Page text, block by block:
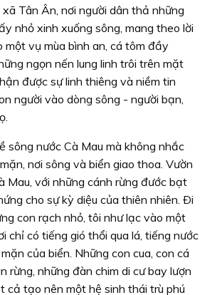
xã Tân Ân, nơi người dân thả những
nhỏ xinh xuống sông, mang theo lời
một vụ mùa bình an, cá tôm đầy
ngọn nến lung linh trôi trên mặt
được sự linh thiêng và niềm tin
người vào dòng sông - người bạn,
sông nước Cà Mau mà không nhắc
nơi sông và biển giao thoa. Vườn
Mau, với những cánh rừng đước bạt
cho sự kỳ diệu của thiên nhiên. Ði
con rạch nhỏ, tôi như lạc vào một
chỉ có tiếng gió thổi qua lá, tiếng nước
của biển. Những con cua, con cá
rừng, những đàn chim di cư bay lượn
cả tạo nên một hệ sinh thái trù phú